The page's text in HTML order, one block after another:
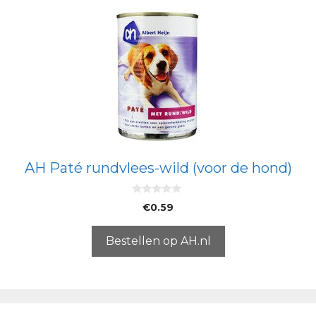
AH Paté rundvlees-wild (voor de hond)
5
€0.59
Bestellen op AH.nl